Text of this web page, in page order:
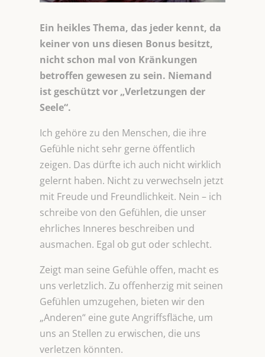
Ein heikles Thema, das jeder kennt, da
keiner von uns diesen Bonus besitzt,
nicht schon mal von Kränkungen
betroffen gewesen zu sein. Niemand
ist geschützt vor „Verletzungen der
Seele“.
Ich gehöre zu den Menschen, die ihre
Gefühle nicht sehr gerne öffentlich
zeigen. Das dürfte ich auch nicht wirklich
gelernt haben. Nicht zu verwechseln jetzt
mit Freude und Freundlichkeit. Nein – ich
schreibe von den Gefühlen, die unser
ehrliches Inneres beschreiben und
ausmachen. Egal ob gut oder schlecht.
Zeigt man seine Gefühle offen, macht es
uns verletzlich. Zu offenherzig mit seinen
Gefühlen umzugehen, bieten wir den
„Anderen“ eine gute Angriffsfläche, um
uns an Stellen zu erwischen, die uns
verletzen könnten.